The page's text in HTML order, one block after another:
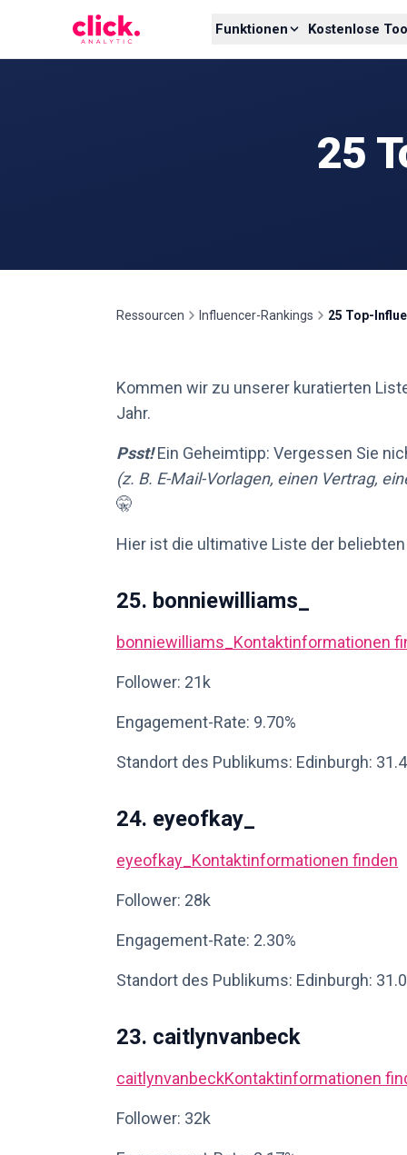
Funktionen Kostenlose
25
Ressourcen Influencer-Rankings 25 Top-
Kommen wir zu unserer kuratierten
Jahr.
Psst!Ein Geheimtipp: Vergessen Sie
(z. B. E-Mail-Vorlagen, einen Vertrag,
🤫
Hier ist die ultimative Liste der
25. bonniewilliams_
bonniewilliams_ Kontaktinformationen
Follower: 21k
Engagement-Rate: 9.70%
Standort des Publikums: Edinburgh:
24. eyeofkay_
eyeofkay_ Kontaktinformationen finden
Follower: 28k
Engagement-Rate: 2.30%
Standort des Publikums: Edinburgh:
23. caitlynvanbeck
caitlynvanbeckKontaktinformationen
Follower: 32k